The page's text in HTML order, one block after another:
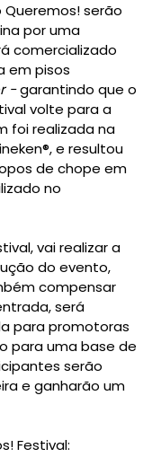
Queremos! serão
por uma
comercializado
empisos
-garantindo que o
volte para a
foi realizada na
e resultou
de chope em
no
vai realizar a
do evento,
compensar
será
para promotoras
para uma base de
serão
e ganharão um
Festival: